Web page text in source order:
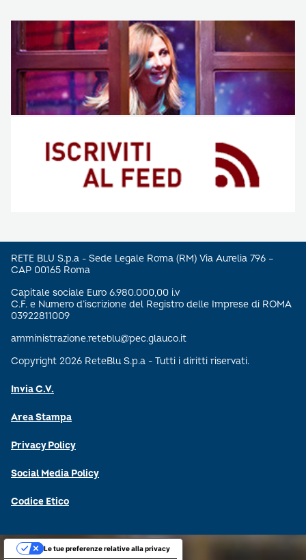
RETE BLU S.p.a - Sede Legale Roma (RM) Via Aurelia 796 –
CAP 00165 Roma
Capitale sociale Euro 6.980.000,00 i.v
C.F. e Numero d’iscrizione del Registro delle Imprese di ROMA
03922811009
amministrazione.reteblu@pec.glauco.it
Copyright 2026 ReteBlu S.p.a - Tutti i diritti riservati.
Invia C.V.
Area Stampa
Privacy Policy
Social Media Policy
Codice Etico
Le tue preferenze relative alla privacy